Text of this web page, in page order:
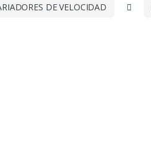
DE VELOCIDAD